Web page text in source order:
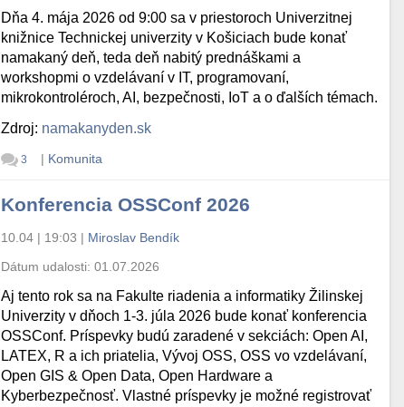
Dňa 4. mája 2026 od 9:00 sa v priestoroch Univerzitnej
knižnice Technickej univerzity v Košiciach bude konať
namakaný deň, teda deň nabitý prednáškami a
workshopmi o vzdelávaní v IT, programovaní,
mikrokontroléroch, AI, bezpečnosti, IoT a o ďalších témach.
Zdroj: namakanyden.sk
3 | Komunita
Konferencia OSSConf 2026
10.04 | 19:03 | Miroslav Bendík
Dátum udalosti:01.07.2026
Aj tento rok sa na Fakulte riadenia a informatiky Žilinskej
Univerzity v dňoch 1-3. júla 2026 bude konať konferencia
OSSConf. Príspevky budú zaradené v sekciách: Open AI,
LATEX, R a ich priatelia, Vývoj OSS, OSS vo vzdelávaní,
Open GIS & Open Data, Open Hardware a
Kyberbezpečnosť. Vlastné príspevky je možné registrovať